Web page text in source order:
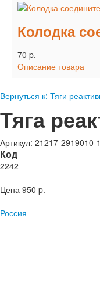
Колодка
70 p.
Описание товара
Вернуться к: Тяги
Тяга
Артикул: 21217-2919010-
Код
2242
Цена 950 p.
Россия